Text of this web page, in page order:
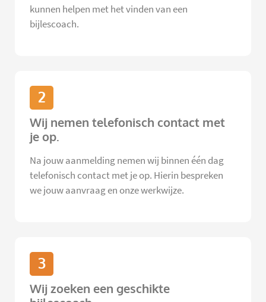
kunnen helpen met het vinden van een
bijlescoach.
2
Wij nemen telefonisch contact met
je op.
Na jouw aanmelding nemen wij binnen één dag
telefonisch contact met je op. Hierin bespreken
we jouw aanvraag en onze werkwijze.
3
Wij zoeken een geschikte